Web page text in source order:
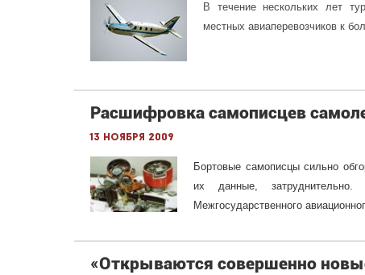
В течение нескольких лет
местных авиаперевозчиков к
Расшифровка самописцев
13 ноября 2009
Бортовые самописцы сильно
их данные,
Межгосударственного
«Открываются совершенно